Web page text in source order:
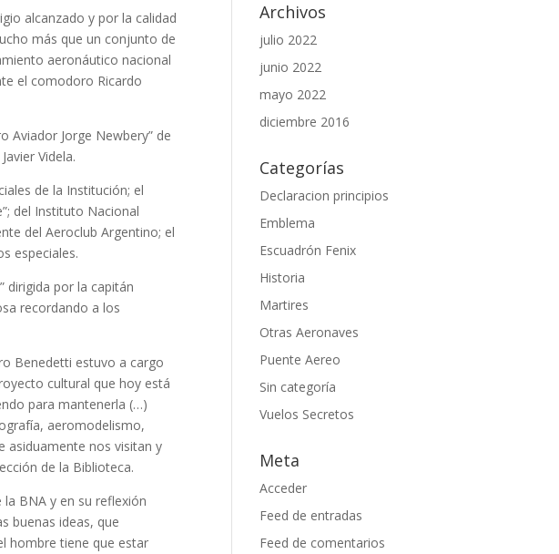
alcanzado y por la calidad
más que un conjunto de
aeronáutico nacional
el comodoro Ricardo
Aviador Jorge Newbery” de
Videla.
de la Institución; el
del Instituto Nacional
del Aeroclub Argentino; el
especiales.
dirigida por la capitán
recordando a los
Benedetti estuvo a cargo
cultural que hoy está
para mantenerla (…)
aeromodelismo,
asiduamente nos visitan y
de la Biblioteca.
BNA y en su reflexión
buenas ideas, que
hombre tiene que estar
Archivos
julio 2022
junio 2022
mayo 2022
diciembre 2016
Categorías
Declaracion principios
Emblema
Escuadrón Fenix
Historia
Martires
Otras Aeronaves
Puente Aereo
Sin categoría
Vuelos Secretos
Meta
Acceder
Feed de entradas
Feed de comentarios